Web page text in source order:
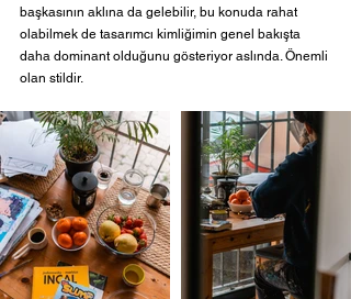
başkasının aklına da gelebilir, bu konuda rahat
olabilmek de tasarımcı kimliğimin genel bakışta
daha dominant olduğunu gösteriyor aslında. Önemli
olan stildir.